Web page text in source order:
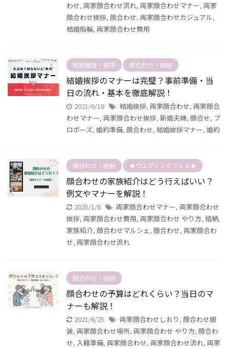
わせ, 両家顔合わせ流れ, 両家顔合わせマナー, 両家
顔合わせ挨拶, 顔合わせ, 両家顔合わせカジュアル,
結婚指輪, 両家顔合わせ費用
結婚報告・挨拶 顔合わせ・結納
結婚挨拶のマナーは完璧？事前準備・当
日の流れ・基本を徹底解説！
2021/6/18 結婚挨拶, 両家顔合わせ, 両家顔合
わせマナー, 両家顔合わせ挨拶, 新婚夫婦, 顔合せ, プ
ロポーズ, 婚約準備, 顔合わせ, 結婚挨拶マナー, 婚約
顔合わせ・結納 ★ウエディングフェス★
顔合わせの家族紹介はどう行えばいい？
例文やマナーを解説！
2025/1/8 両家顔合わせマナー, 両家顔合わせ
挨拶, 両家顔合わせ費用, 両家顔合わせ やり方, 結納,
家族紹介, 顔合わせマルシェ, 顔合わせ, 両家顔合わ
せ, 両家顔合わせ流れ
顔合わせ・結納
顔合わせの予算はどれくらい？当日のマ
ナーも解説！
2021/6/25 両家顔合わせしおり , 顔合わせ服
装, 両家顔合わせ場所, 両家顔合わせ やり方, 顔合わ
せ, 入籍準備, 両家顔合わせ, 両家顔合わせ流れ, 両家